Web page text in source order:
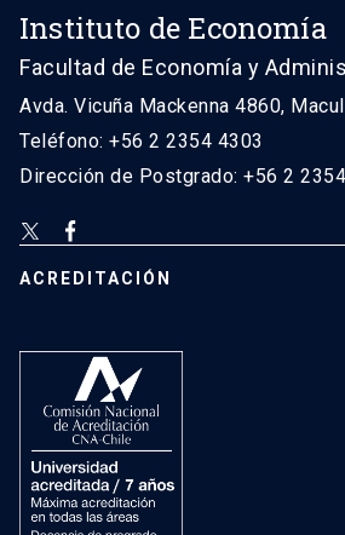
Instituto de Economía
Facultad de Economía y
Avda. Vicuña Mackenna 4860,
Teléfono: +56 2 2354 4303
Dirección de Postgrado: +56 2
ACREDITACIÓN